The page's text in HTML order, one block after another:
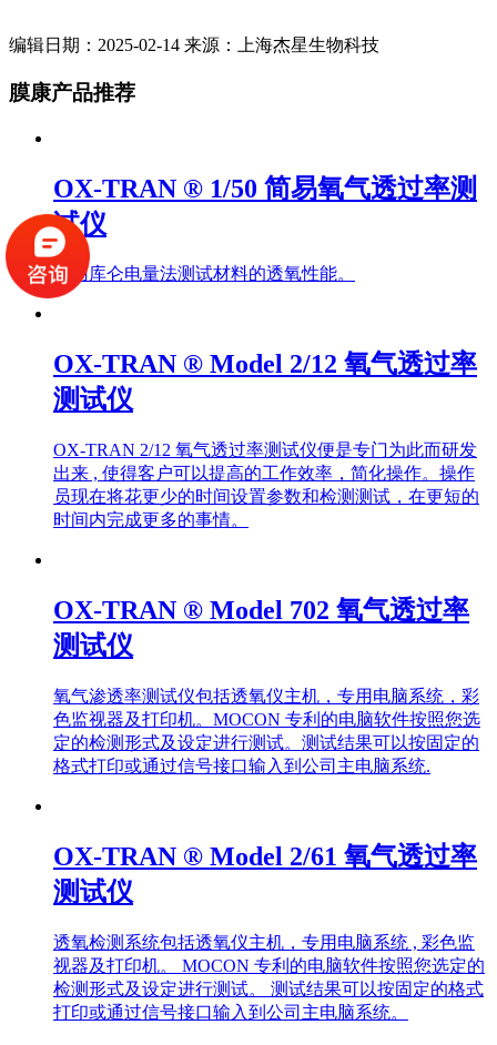
编辑日期：2025-02-14 来源：上海杰星生物科技
膜康产品推荐
OX-TRAN ® 1/50 简易氧气透过率测
试仪
采用库仑电量法测试材料的透氧性能。
OX-TRAN ® Model 2/12 氧气透过率
测试仪
OX-TRAN 2/12 氧气透过率测试仪便是专门为此而研发
出来 , 使得客户可以提高的工作效率，简化操作。操作
员现在将花更少的时间设置参数和检测测试，在更短的
时间内完成更多的事情。
OX-TRAN ® Model 702 氧气透过率
测试仪
氧气渗透率测试仪包括透氧仪主机，专用电脑系统，彩
色监视器及打印机。MOCON 专利的电脑软件按照您选
定的检测形式及设定进行测试。测试结果可以按固定的
格式打印或通过信号接口输入到公司主电脑系统.
OX-TRAN ® Model 2/61 氧气透过率
测试仪
透氧检测系统包括透氧仪主机，专用电脑系统 , 彩色监
视器及打印机。 MOCON 专利的电脑软件按照您选定的
检测形式及设定进行测试。 测试结果可以按固定的格式
打印或通过信号接口输入到公司主电脑系统。